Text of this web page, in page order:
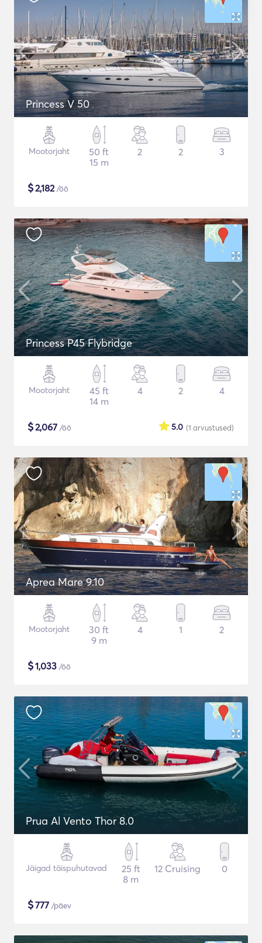
Princess V 50
Mootorjaht
50 ft
15 m
2 2 3
$2,182/öö
Princess P45 Flybridge
Mootorjaht
45 ft
14 m
4 2 4
$2,067 /öö (1 arvustused)
5.0
Aprea Mare 9.10
Mootorjaht
30 ft
9 m
4 1 2
$1,033 /öö
Prua Al Vento Thor 8.0
Jäigad täispuhutavad
25 ft
8 m
12 Cruising 0
$777 /päev